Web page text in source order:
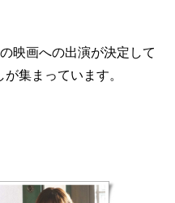
映画への出演が決定して
集まっています。